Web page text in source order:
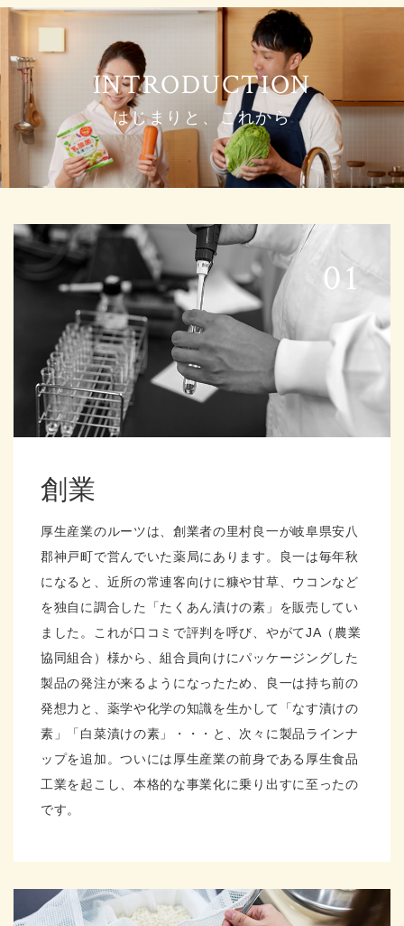
はじまりと、これから
創業
厚生産業のルーツは、創業者の里村良一が岐阜県安八
郡神戸町で営んでいた薬局にあります。良一は毎年秋
になると、近所の常連客向けに糠や甘草、ウコンなど
を独自に調合した「たくあん漬けの素」を販売してい
ました。これが口コミで評判を呼び、やがてJA（農業
協同組合）様から、組合員向けにパッケージングした
製品の発注が来るようになったため、良一は持ち前の
発想力と、薬学や化学の知識を生かして「なす漬けの
素」「白菜漬けの素」・・・と、次々に製品ラインナ
ップを追加。ついには厚生産業の前身である厚生食品
工業を起こし、本格的な事業化に乗り出すに至ったの
です。